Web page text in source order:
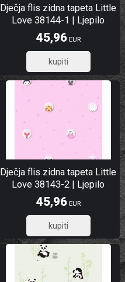
Dječja flis zidna tapeta Little
Love 38144-1 | Ljepilo
besplatno
45,96EUR
36,77
Dječja flis zidna tapeta Little
Love 38143-2 | Ljepilo
besplatno
45,96EUR
36,77